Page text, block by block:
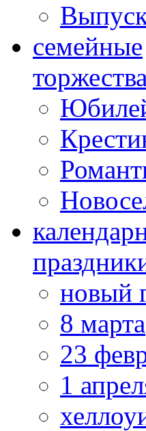
cемейные
торжества
новый
8 марта
23
1